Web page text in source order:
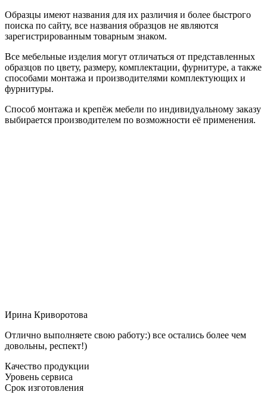
Образцы имеют названия для их различия и более быстрого
поиска по сайту, все названия образцов не являются
зарегистрированным товарным знаком.
Все мебельные изделия могут отличаться от представленных
образцов по цвету, размеру, комплектации, фурнитуре, а также
способами монтажа и производителями комплектующих и
фурнитуры.
Способ монтажа и крепёж мебели по индивидуальному заказу
выбирается производителем по возможности её применения.
Ирина Криворотова
Отлично выполняете свою работу:) все остались более чем
довольны, респект!)
Качество продукции
Уровень сервиса
Срок изготовления